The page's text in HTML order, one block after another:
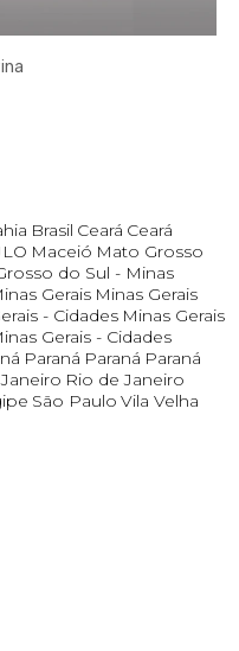
Brasil Ceará Ceará
Maceió Mato Grosso
do Sul - Minas
Gerais Minas Gerais
- Cidades Minas Gerais
Gerais - Cidades
Paraná Paraná Paraná
Rio de Janeiro
São Paulo Vila Velha